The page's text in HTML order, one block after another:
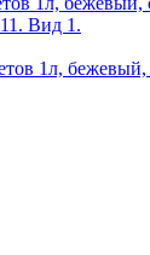
1л, бежевый,